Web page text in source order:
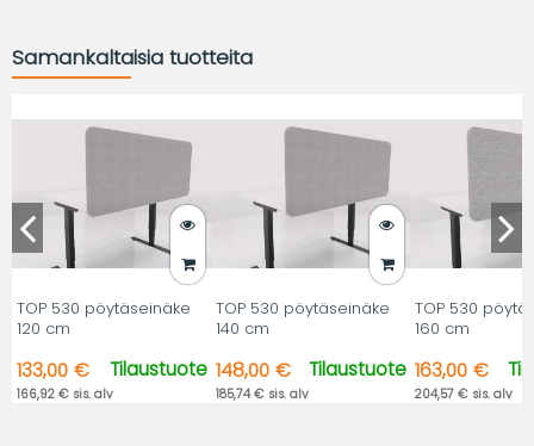
Samankaltaisia tuotteita
TOP 530 pöytäseinäke
120 cm
133,00 €
166,92 € sis. alv
Tilaustuote
TOP 530 pöytäseinäke
140 cm
148,00 €
185,74 € sis. alv
Tilaustuote
TOP 530
160 cm
163,00 €
204,57 € sis. alv